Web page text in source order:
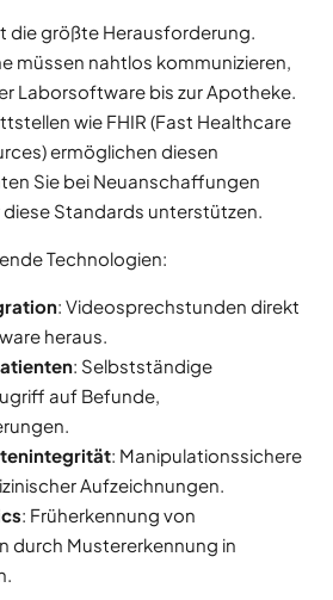
die größte Herausforderung.
müssen nahtlos kommunizieren,
Laborsoftware bis zur Apotheke.
wie FHIR (Fast Healthcare
ermöglichen diesen
Sie bei Neuanschaffungen
Standards unterstützen.
Technologien:
: Videosprechstunden direkt
heraus.
: Selbstständige
auf Befunde,
: Manipulationssichere
Aufzeichnungen.
: Früherkennung von
durch Mustererkennung in